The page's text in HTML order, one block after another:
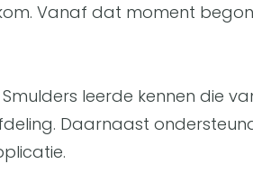
Vanaf dat moment
leerde kennen die
Daarnaast